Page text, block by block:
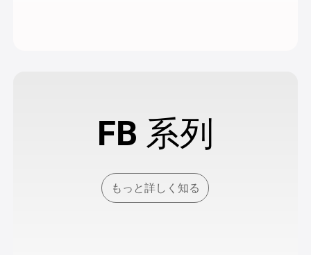
FB 系列
もっと詳しく知る